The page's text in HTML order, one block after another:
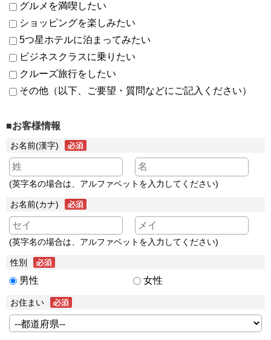
グルメを満喫したい
ショッピングを楽しみたい
5つ星ホテルに泊まってみたい
ビジネスクラスに乗りたい
クルーズ旅行をしたい
その他（以下、ご要望・質問などにご記入ください）
■お客様情報
お名前(漢字)
(英字名の場合は、アルファベットを入力してください)
お名前(カナ)
(英字名の場合は、アルファベットを入力してください)
性別
男性 女性
お住まい